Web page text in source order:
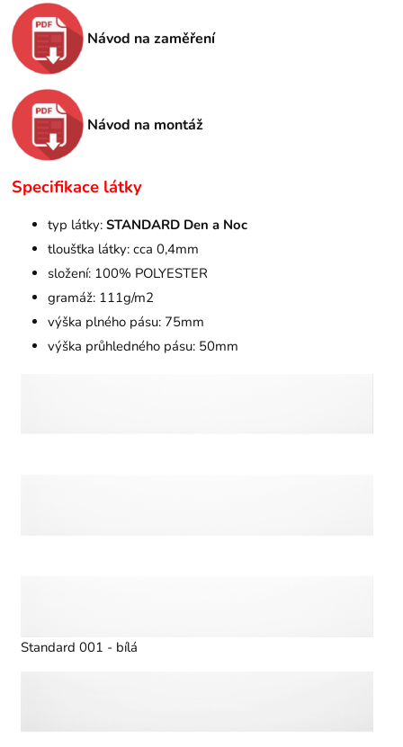
Návod na zaměření
Návod na montáž
Specifikace látky
typ látky:STANDARD Den a Noc
tloušťka látky: cca 0,4mm
složení: 100% POLYESTER
gramáž: 111g/m2
výška plného pásu: 75mm
výška průhledného pásu: 50mm
Standard 001 - bílá